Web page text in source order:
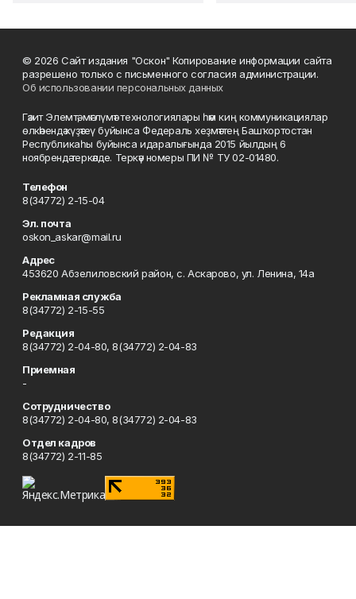
© 2026 Сайт издания "Оскон" Копирование информации сайта
разрешено только с письменного согласия администрации.
Об использовании персональных данных
Гәзит Элемтә, мәғлүмәт технологиялары һәм киң коммуникациялар
өлкәһендә күҙәтеү буйынса Федераль хеҙмәттең Башҡортостан
Республикаһы буйынса идаралығында 2015 йылдың 6
ноябрендә теркәлде. Теркәү номеры ПИ № ТУ 02-01480.
Телефон
8(34772) 2-15-04
Эл. почта
oskon_askar@mail.ru
Адрес
453620 Абзелиловский район, с. Аскарово, ул. Ленина, 14а
Рекламная служба
8(34772) 2-15-55
Редакция
8(34772) 2-04-80, 8(34772) 2-04-83
Приемная
-
Сотрудничество
8(34772) 2-04-80, 8(34772) 2-04-83
Отдел кадров
8(34772) 2-11-85